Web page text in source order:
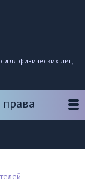
для физических лиц